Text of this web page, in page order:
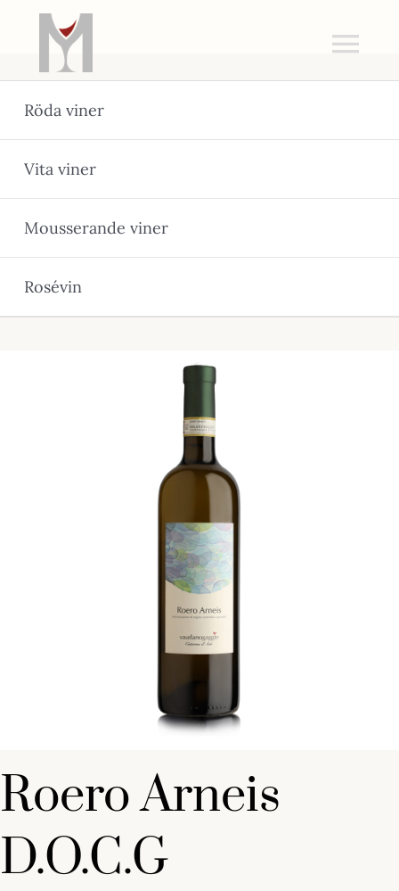
Fortsätt
innehållet
Röda viner
Vita viner
Mousserande viner
Rosévin
Roero Arneis
D.O.C.G